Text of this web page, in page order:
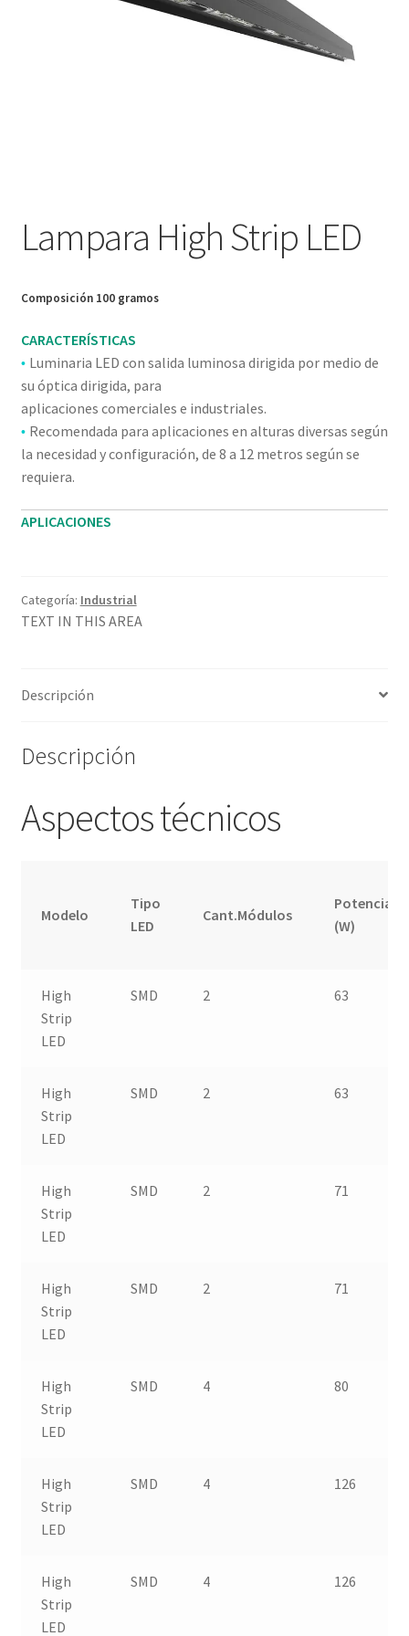
Lampara High Strip LED
Composición 100 gramos
CARACTERÍSTICAS
• Luminaria LED con salida luminosa dirigida por medio de
su óptica dirigida, para
aplicaciones comerciales e industriales.
• Recomendada para aplicaciones en alturas diversas según
la necesidad y configuración, de 8 a 12 metros según se
requiera.
APLICACIONES
Categoría: Industrial
TEXT IN THIS AREA
Descripción
Descripción
Aspectos técnicos
Modelo
Tipo
LED
Cant.Módulos
Potencia
(W)
High
Strip
LED
SMD 2 63
High
Strip
LED
SMD 2 63
High
Strip
LED
SMD 2 71
High
Strip
LED
SMD 2 71
High
Strip
LED
SMD 4 80
High
Strip
LED
SMD 4 126
High
Strip
LED
SMD 4 126